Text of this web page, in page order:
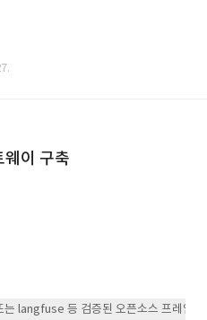
이 구축
langfuse 등 검증된 오픈소스 프레임워